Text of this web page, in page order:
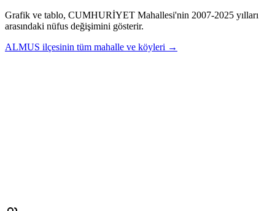
Grafik ve tablo, CUMHURİYET Mahallesi'nin 2007-2025 yılları
arasındaki nüfus değişimini gösterir.
ALMUS ilçesinin tüm mahalle ve köyleri →